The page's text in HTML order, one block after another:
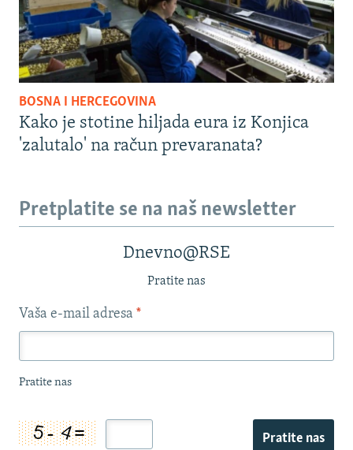
BOSNA I HERCEGOVINA
Kako je stotine hiljada eura iz Konjica
'zalutalo' na račun prevaranata?
Pretplatite se na naš newsletter
Dnevno@RSE
Pratite nas
Vaša e-mail adresa *
Pratite nas
Pratite nas